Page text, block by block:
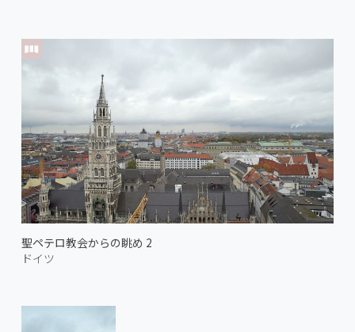
聖ペテロ教会からの眺め 2
ドイツ